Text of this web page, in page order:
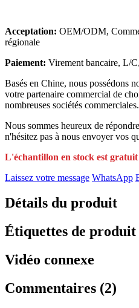
Acceptation: OEM/ODM,
régionale
Paiement: Virement bancaire, L/
Basés en Chine, nous possédons
votre partenaire commercial de
nombreuses sociétés commerciales.
Nous sommes heureux de
n'hésitez pas à nous envoyer vos
L'échantillon en stock est
Laissez votre message WhatsApp
Détails du produit
Étiquettes de produit
Vidéo connexe
Commentaires (2)